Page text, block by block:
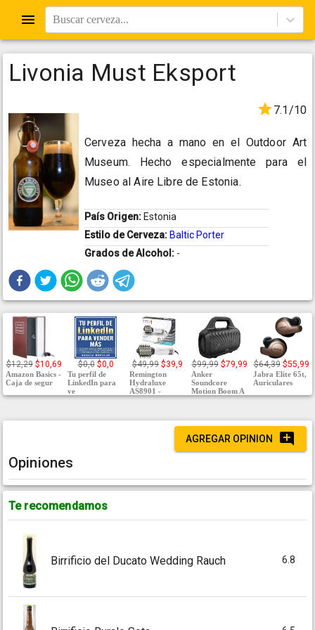
Buscar cerveza...
Livonia Must Eksport
7.1/10
Cerveza hecha a mano en el Outdoor Art
Museum. Hecho especialmente para el
Museo al Aire Libre de Estonia.
País Origen: Estonia
Estilo de Cerveza: Baltic Porter
Grados de Alcohol: -
$12,29 $10,69
Amazon Basics -
Caja de segur
$0,0 $0,0
Tu perfil de
LinkedIn para
ve
$49,99 $39,9
Remington
Hydraluxe
AS8901 -
$99,99 $79,99
Anker
Soundcore
Motion Boom A
$64,39 $55,99
Jabra Elite 65t,
Auriculares
AGREGAR OPINION
Opiniones
Te recomendamos
Birrificio del Ducato Wedding Rauch 6.8